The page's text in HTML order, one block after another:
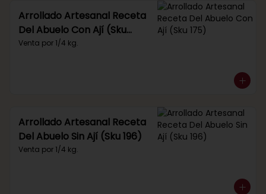
Arrollado Artesanal Receta
Del Abuelo Con Ají (Sku
175)
Venta por 1/4 kg.
Arrollado Artesanal Receta
Del Abuelo Sin Ají (Sku 196)
Venta por 1/4 kg.